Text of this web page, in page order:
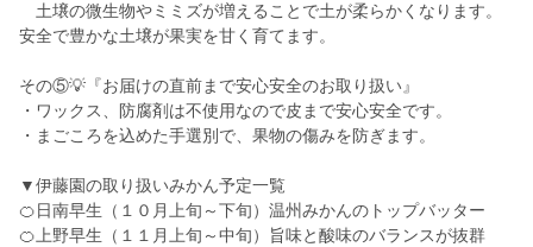
土壌の微生物やミミズが増えることで土が柔らかくなります。
安全で豊かな土壌が果実を甘く育てます。
その⑤💡『お届けの直前まで安心安全のお取り扱い』
・ワックス、防腐剤は不使用なので皮まで安心安全です。
・まごころを込めた手選別で、果物の傷みを防ぎます。
▼伊藤園の取り扱いみかん予定一覧
🍊日南早生（１０月上旬～下旬）温州みかんのトップバッター
🍊上野早生（１１月上旬～中旬）旨味と酸味のバランスが抜群